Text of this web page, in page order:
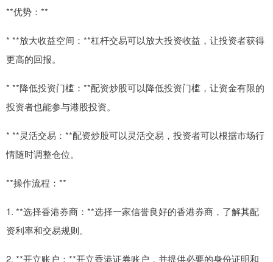
**优势：**
* **放大收益空间：**杠杆交易可以放大投资收益，让投资者获得
更高的回报。
* **降低投资门槛：**配资炒股可以降低投资门槛，让资金有限的
投资者也能参与港股投资。
* **灵活交易：**配资炒股可以灵活交易，投资者可以根据市场行
情随时调整仓位。
**操作流程：**
1. **选择香港券商：**选择一家信誉良好的香港券商，了解其配
资利率和交易规则。
2. **开立账户：**开立香港证券账户，并提供必要的身份证明和